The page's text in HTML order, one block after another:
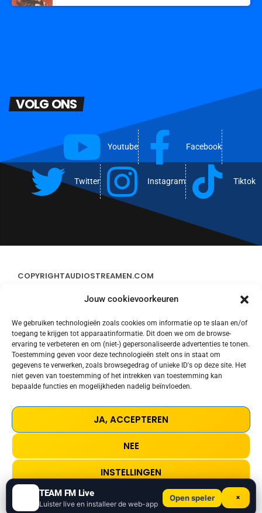
Jouw cookievoorkeuren
We gebruiken technologieën zoals cookies om informatie op te slaan en/of
toegang te krijgen tot apparaatinformatie. Dit doen we om de browse-
ervaring te verbeteren en om (niet-) gepersonaliseerde advertenties te tonen.
Toestemming geven voor deze technologieën stelt ons in staat om
gegevens te verwerken, zoals browsegedrag of unieke ID's op deze site. Het
niet geven van toestemming of het intrekken van toestemming kan
bepaalde functies en mogelijkheden nadelig beïnvloeden.
JA, ACCEPTEREN
NEE
INSTELLINGEN
Cookie Policy Privacy Policy
play_arrow
Self Control
keyboard_arrow_right
VOLG ONS
Youtube Facebook
Twitter Instagram Tiktok
COPYRIGHTAUDIOSTREAMEN.COM
CONTACT
STREAMS
COOKIE POLICY (EU)
TERMS AND CONDITIONS
TEAM FM Live
Luister live en installeer de web-app
Open speler ×